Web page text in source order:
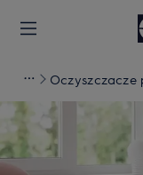
Oczyszczacze